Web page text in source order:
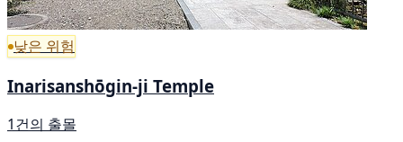
낮은 위험
Inarisanshōgin-ji Temple
1건의 출몰